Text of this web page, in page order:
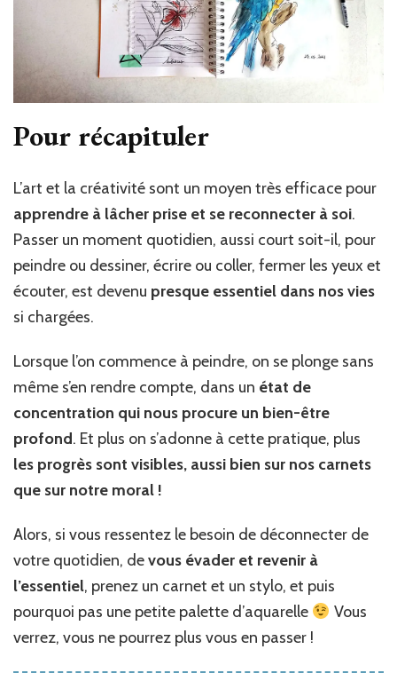
Pour récapituler
L’art et la créativité sont un moyen très efficace pour
apprendre à lâcher prise et se reconnecter à soi.
Passer un moment quotidien, aussi court soit-il, pour
peindre ou dessiner, écrire ou coller, fermer les yeux et
écouter, est devenu presque essentiel dans nos vies
si chargées.
Lorsque l’on commence à peindre, on se plonge sans
même s’en rendre compte, dans un état de
concentration qui nous procure un bien-être
profond. Et plus on s’adonne à cette pratique, plus
les progrès sont visibles, aussi bien sur nos carnets
que sur notre moral !
Alors, si vous ressentez le besoin de déconnecter de
votre quotidien, devous évader et revenir à
l’essentiel, prenez un carnet et un stylo, et puis
pourquoi pas une petite palette d’aquarelle
Vous
verrez, vous ne pourrez plus vous en passer !